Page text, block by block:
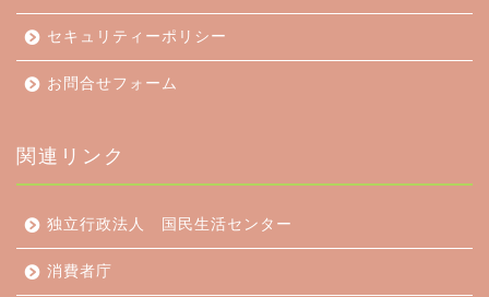
セキュリティーポリシー
お問合せフォーム
関連リンク
独立行政法人 国民生活センター
消費者庁